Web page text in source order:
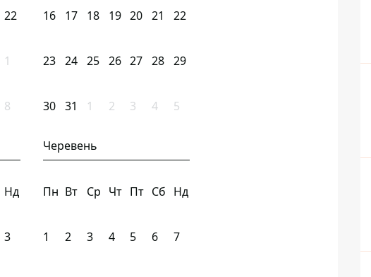
22
1
8
16 17 18 19 20 21 22
23 24 25 26 27 28 29
30 31 1 2 3 4 5
Нд
3
Черевень
Пн Вт Ср Чт Пт Сб Нд
1 2 3 4 5 6 7